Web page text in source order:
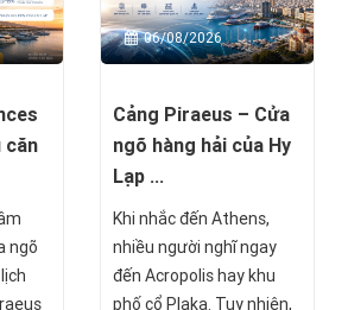
căn
ngõ
06/08/2026
Cảng Piraeus – Cửa
ngõ hàng hải của Hy
Lạp ...
Khi nhắc đến Athens,
nhiều người nghĩ ngay
đến Acropolis hay khu
phố cổ Plaka. Tuy nhiên,